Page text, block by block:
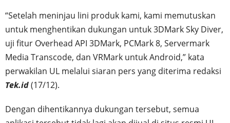
“Setelah meninjau lini produk kami, kami memutuskan
untuk menghentikan dukungan untuk 3DMark Sky Diver,
uji fitur Overhead API 3DMark, PCMark 8, Servermark
Media Transcode, dan VRMark untuk Android,” kata
perwakilan UL melalui siaran pers yang diterima redaksi
Tek.id(17/12).
Dengan dihentikannya dukungan tersebut, semua